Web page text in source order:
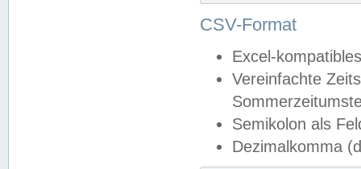
CSV-Format
Excel-
Vereinfachte
Semikolon als
Dezimalkomma